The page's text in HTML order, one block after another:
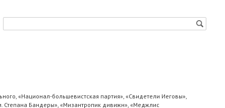
«Национал-большевистская партия», «Свидетели Иеговы»,
Степана Бандеры», «Мизантропик дивижн», «Меджлис